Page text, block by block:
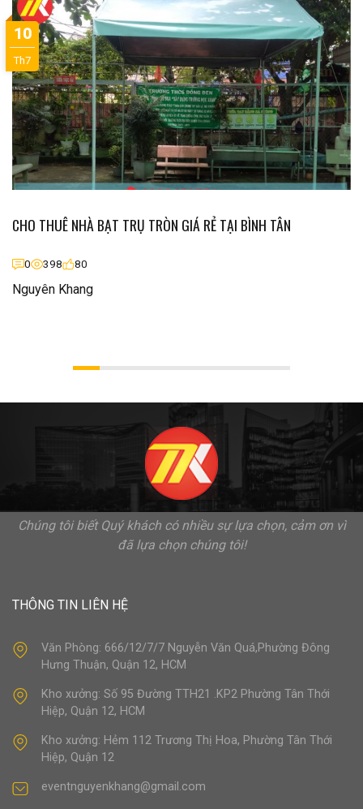
CHO THUÊ NHÀ BẠT TRỤ TRÒN GIÁ RẺ TẠI BÌNH TÂN
0 398 80
Nguyên Khang
10
Th7
Chúng tôi biết Quý khách có nhiều sự lựa chọn, cảm ơn vì
đã lựa chọn chúng tôi!
THÔNG TIN LIÊN HỆ
Văn Phòng: 666/12/7/7 Nguyễn Văn Quá,Phường Đông
Hưng Thuận, Quận 12, HCM
Kho xưởng: Số 95 Đường TTH21 .KP2 Phường Tân Thới
Hiệp, Quận 12, HCM
Kho xưởng: Hẻm 112 Trương Thị Hoa, Phường Tân Thới
Hiệp, Quận 12
eventnguyenkhang@gmail.com